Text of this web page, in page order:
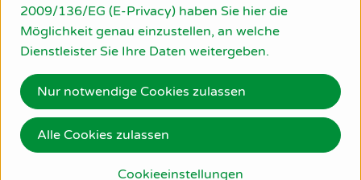
2009/136/EG (E-Privacy) haben Sie hier die
Möglichkeit genau einzustellen, an welche
Dienstleister Sie Ihre Daten weitergeben.
Cookieeinstellungen
Nur notwendige Cookies zulassen
Alle Cookies zulassen